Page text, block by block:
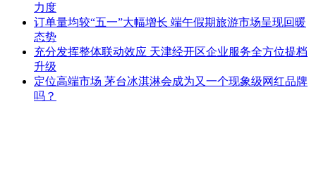
力度
订单量均较“五一”大幅增长 端午假期旅游市场呈现回暖
态势
充分发挥整体联动效应 天津经开区企业服务全方位提档
升级
定位高端市场 茅台冰淇淋会成为又一个现象级网红品牌
吗？